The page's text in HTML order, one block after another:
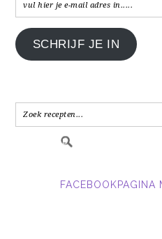
hier
je
e-
in.....
SCHRIJF JE IN
FACEBOOKPAGINA